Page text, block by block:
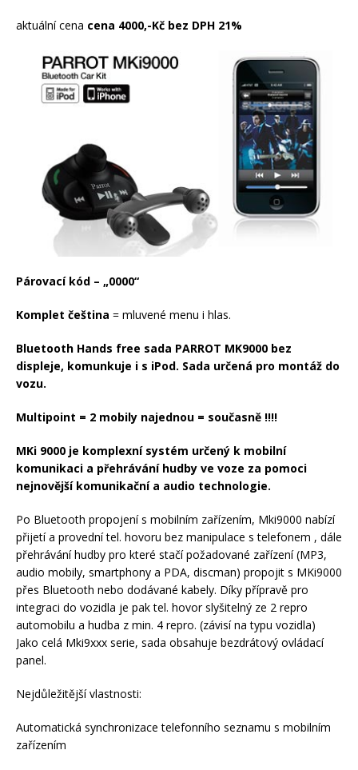
aktuální cena cena 4000,-Kč bez DPH 21%
Párovací kód – „0000“
Komplet čeština = mluvené menu i hlas.
Bluetooth Hands free sada PARROT MK9000 bez
displeje, komunkuje i s iPod. Sada určená pro montáž do
vozu.
Multipoint = 2 mobily najednou = současně !!!!
MKi 9000 je komplexní systém určený k mobilní
komunikaci a přehrávání hudby ve voze za pomoci
nejnovější komunikační a audio technologie.
Po Bluetooth propojení s mobilním zařízením, Mki9000 nabízí
přijetí a provední tel. hovoru bez manipulace s telefonem , dále
přehrávání hudby pro které stačí požadované zařízení (MP3,
audio mobily, smartphony a PDA, discman) propojit s MKi9000
přes Bluetooth nebo dodávané kabely. Díky přípravě pro
integraci do vozidla je pak tel. hovor slyšitelný ze 2 repro
automobilu a hudba z min. 4 repro. (závisí na typu vozidla)
Jako celá Mki9xxx serie, sada obsahuje bezdrátový ovládací
panel.
Nejdůležitější vlastnosti:
Automatická synchronizace telefonního seznamu s mobilním
zařízením